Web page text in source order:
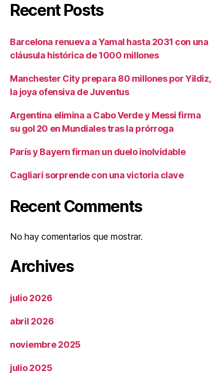
Recent Posts
Barcelona renueva a Yamal hasta 2031 con una
cláusula histórica de 1000 millones
Manchester City prepara 80 millones por Yildiz,
la joya ofensiva de Juventus
Argentina elimina a Cabo Verde y Messi firma
su gol 20 en Mundiales tras la prórroga
París y Bayern firman un duelo inolvidable
Cagliari sorprende con una victoria clave
Recent Comments
No hay comentarios que mostrar.
Archives
julio 2026
abril 2026
noviembre 2025
julio 2025